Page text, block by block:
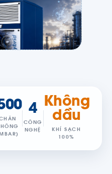
4
CÔNG
NGHỆ
Không
dầu
KHÍ SẠCH
100%